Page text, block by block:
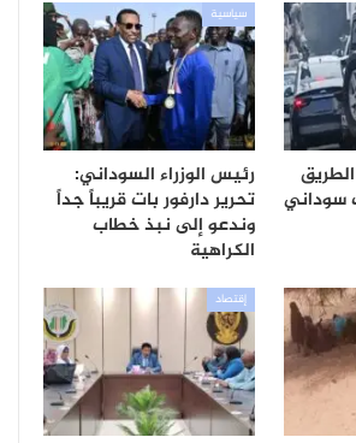
سوداني
سياسية
رئيس الوزراء السوداني:
تحرير دارفور بات قريباً جداً
وندعو إلى نبذ خطاب
الكراهية
إقتصاد